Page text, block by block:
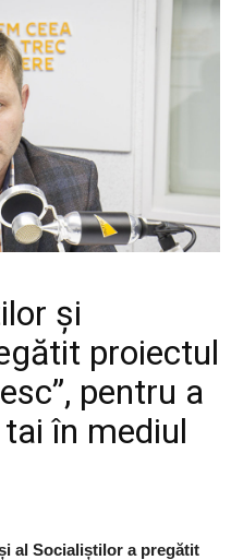
și
proiectul
pentru a
în mediul
al Socialiștilor a pregătit